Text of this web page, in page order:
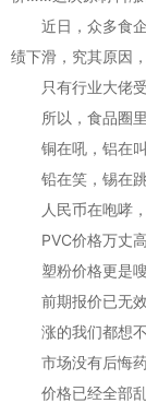
近日，众多食企
绩下滑，究其原因
只有行业大佬受
所以，食品圈里
铜在吼，铝在叫
铅在笑，锡在跳
人民币在咆哮，
PVC价格万丈高
塑粉价格更是嗖
前期报价已无效
涨的我们都想不
市场没有后悔药
价格已经全部乱